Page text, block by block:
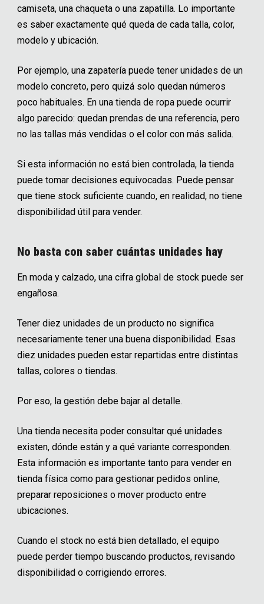
camiseta, una chaqueta o una zapatilla. Lo importante
es saber exactamente qué queda de cada talla, color,
modelo y ubicación.
Por ejemplo, una zapatería puede tener unidades de un
modelo concreto, pero quizá solo quedan números
poco habituales. En una tienda de ropa puede ocurrir
algo parecido: quedan prendas de una referencia, pero
no las tallas más vendidas o el color con más salida.
Si esta información no está bien controlada, la tienda
puede tomar decisiones equivocadas. Puede pensar
que tiene stock suficiente cuando, en realidad, no tiene
disponibilidad útil para vender.
No basta con saber cuántas unidades hay
En moda y calzado, una cifra global de stock puede ser
engañosa.
Tener diez unidades de un producto no significa
necesariamente tener una buena disponibilidad. Esas
diez unidades pueden estar repartidas entre distintas
tallas, colores o tiendas.
Por eso, la gestión debe bajar al detalle.
Una tienda necesita poder consultar qué unidades
existen, dónde están y a qué variante corresponden.
Esta información es importante tanto para vender en
tienda física como para gestionar pedidos online,
preparar reposiciones o mover producto entre
ubicaciones.
Cuando el stock no está bien detallado, el equipo
puede perder tiempo buscando productos, revisando
disponibilidad o corrigiendo errores.